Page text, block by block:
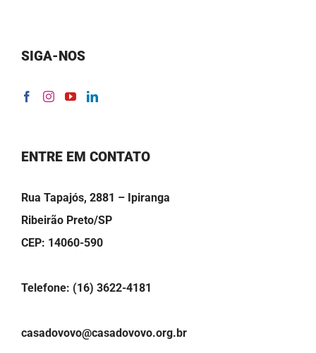
SIGA-NOS
ENTRE EM CONTATO
Rua Tapajós, 2881 – Ipiranga
Ribeirão Preto/SP
CEP: 14060-590
Telefone: (16) 3622-4181
casadovovo@casadovovo.org.br